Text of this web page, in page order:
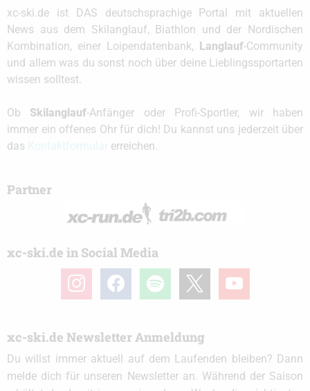
xc-ski.de ist DAS deutschsprachige Portal mit aktuellen
News aus dem Skilanglauf, Biathlon und der Nordischen
Kombination, einer Loipendatenbank,
Langlauf-Community
und allem was du sonst noch über deine Lieblingssportarten
wissen solltest.
Ob Skilanglauf-Anfänger oder Profi-Sportler, wir haben
immer ein offenes Ohr für dich! Du kannst uns jederzeit über
das
erreichen.
Partner
xc-ski.de in Social Media
instagramfacebook spotify youtube
xc-ski.de Newsletter Anmeldung
Du willst immer aktuell auf dem Laufenden bleiben? Dann
melde dich für unseren Newsletter an. Während der Saison